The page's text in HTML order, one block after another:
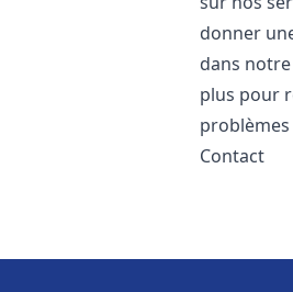
donner
dans
plus pour
problèmes
Contact